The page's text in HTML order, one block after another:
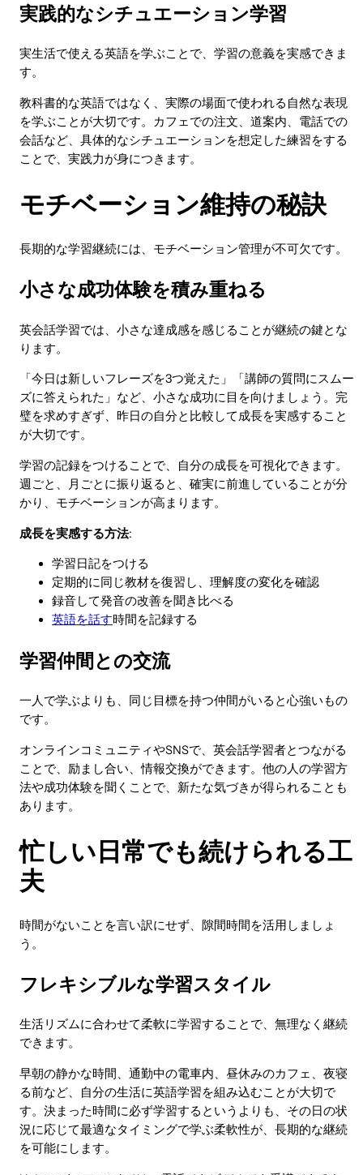
実践的なシチュエーション学習
実生活で使える英語を学ぶことで、学習の意義を実感できま
す。
教科書的な英語ではなく、実際の場面で使われる自然な表現
を学ぶことが大切です。カフェでの注文、道案内、電話での
会話など、具体的なシチュエーションを想定した練習をする
ことで、実践力が身につきます。
モチベーション維持の秘訣
長期的な学習継続には、モチベーション管理が不可欠です。
小さな成功体験を積み重ねる
英会話学習では、小さな達成感を感じることが継続の鍵とな
ります。
「今日は新しいフレーズを3つ覚えた」「講師の質問にスムー
ズに答えられた」など、小さな成功に目を向けましょう。完
璧を求めすぎず、昨日の自分と比較して成長を実感すること
が大切です。
学習の記録をつけることで、自分の成長を可視化できます。
週ごと、月ごとに振り返ると、確実に前進していることが分
かり、モチベーションが高まります。
成長を実感する方法:
学習日記をつける
定期的に同じ教材を復習し、理解度の変化を確認
録音して発音の改善を聞き比べる
英語を話す時間を記録する
学習仲間との交流
一人で学ぶよりも、同じ目標を持つ仲間がいると心強いもの
です。
オンラインコミュニティやSNSで、英会話学習者とつながる
ことで、励まし合い、情報交換ができます。他の人の学習方
法や成功体験を聞くことで、新たな気づきが得られることも
あります。
忙しい日常でも続けられる工
夫
時間がないことを言い訳にせず、隙間時間を活用しましょ
う。
フレキシブルな学習スタイル
生活リズムに合わせて柔軟に学習することで、無理なく継続
できます。
早朝の静かな時間、通勤中の電車内、昼休みのカフェ、夜寝
る前など、自分の生活に英語学習を組み込むことが大切で
す。決まった時間に必ず学習するというよりも、その日の状
況に応じて最適なタイミングで学ぶ柔軟性が、長期的な継続
を可能にします。